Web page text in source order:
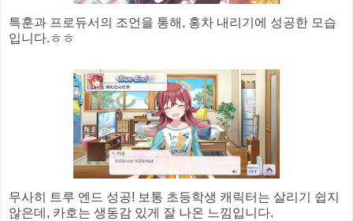
특훈과 프로듀서의 조언을 통해, 홍차 내리기에 성공한 모습
입니다.ㅎㅎ
무사히 트루 엔드 성공! 보통 초등학생 캐릭터는 살리기 쉽지
않은데, 카호는 생동감 있게 잘 나온 느낌입니다.